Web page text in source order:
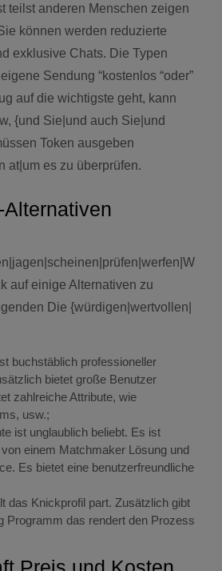
teilst anderen Menschen zeigen
können werden reduzierte
exklusive Chats. Die Typen
Sendung “kostenlos “oder”
auf die wichtigste geht, kann
{und Sie|und auch Sie|und
Token ausgeben
at|um es zu überprüfen.
auf einige Alternativen zu
Die {würdigen|wertvollen|
buchstäblich professioneller
bietet große Benutzer
zahlreiche Attribute, wie
usw.;
ist unglaublich beliebt. Es ist
einem Matchmaker Lösung und
Es bietet eine benutzerfreundliche
das Knickprofil part. Zusätzlich gibt
Programm das rendert den Prozess